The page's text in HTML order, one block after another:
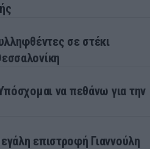
σε στέκι
να πεθάνω για την
επιστροφή Γιαννούλη